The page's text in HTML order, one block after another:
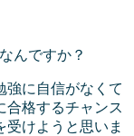
んですか？
強に自信がなくて
合格するチャンス
受けようと思いま